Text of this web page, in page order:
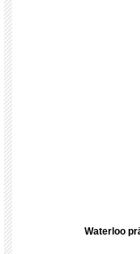
Waterloo